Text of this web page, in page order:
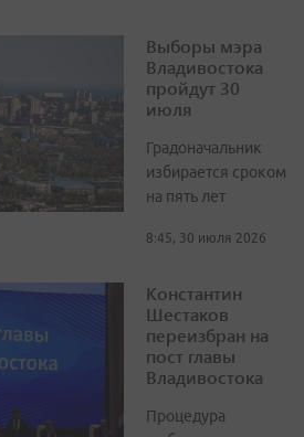
Выборы мэра
Владивостока
пройдут 30
июля
Градоначальник
избирается сроком
на пять лет
8:45, 30 июля 2026
Константин
Шестаков
переизбран на
пост главы
Владивостока
Процедура